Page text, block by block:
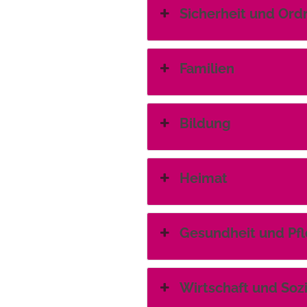
Sicherheit und
Familien
Bildung
Heimat
Gesundheit und
Wirtschaft und